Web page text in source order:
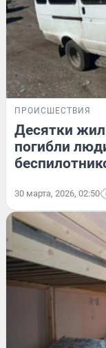
ПРОИСШЕСТВИЯ
Десятки
погибли
30 марта, 2026, 02:50